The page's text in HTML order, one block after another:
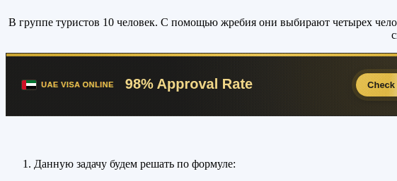
В группе туристов 10 человек. С помощью жребия они выбирают четырех
Данную задачу будем решать по формуле: